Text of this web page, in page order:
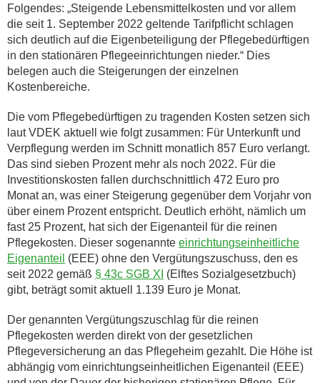
Folgendes: „Steigende Lebensmittelkosten und vor allem
die seit 1. September 2022 geltende Tarifpflicht schlagen
sich deutlich auf die Eigenbeteiligung der Pflegebedürftigen
in den stationären Pflegeeinrichtungen nieder.“ Dies
belegen auch die Steigerungen der einzelnen
Kostenbereiche.
Die vom Pflegebedürftigen zu tragenden Kosten setzen sich
laut VDEK aktuell wie folgt zusammen: Für Unterkunft und
Verpflegung werden im Schnitt monatlich 857 Euro verlangt.
Das sind sieben Prozent mehr als noch 2022. Für die
Investitionskosten fallen durchschnittlich 472 Euro pro
Monat an, was einer Steigerung gegenüber dem Vorjahr von
über einem Prozent entspricht. Deutlich erhöht, nämlich um
fast 25 Prozent, hat sich der Eigenanteil für die reinen
Pflegekosten. Dieser sogenannte einrichtungseinheitliche
Eigenanteil (EEE) ohne den Vergütungszuschuss, den es
seit 2022 gemäß § 43c SGB XI (Elftes Sozialgesetzbuch)
gibt, beträgt somit aktuell 1.139 Euro je Monat.
Der genannten Vergütungszuschlag für die reinen
Pflegekosten werden direkt von der gesetzlichen
Pflegeversicherung an das Pflegeheim gezahlt. Die Höhe ist
abhängig vom einrichtungseinheitlichen Eigenanteil (EEE)